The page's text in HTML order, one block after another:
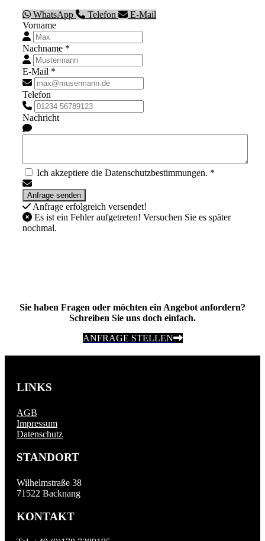
WhatsApp Telefon
E-Mail
Vorname
Nachname *
E-Mail *
Telefon
Nachricht
Ich akzeptiere die Datenschutzbestimmungen. *
Anfrage erfolgreich versendet!
Es ist ein Fehler aufgetreten! Versuchen Sie es später
nochmal.
Sie haben Fragen oder möchten ein Angebot anfordern?
Schreiben Sie uns doch einfach.
ANFRAGE STELLEN
LINKS
AGB
Impressum
Datenschutz
STANDORT
Wilhelmstraße 38
71522 Backnang
KONTAKT